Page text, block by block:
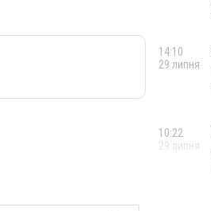
14:10
29 липня
10:22
29 липня